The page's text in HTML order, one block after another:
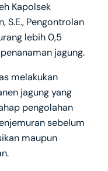
Kapolsek
S.E., Pengontrolan
lebih 0,5
jagung.
melakukan
jagung yang
pengolahan
sebelum
maupun